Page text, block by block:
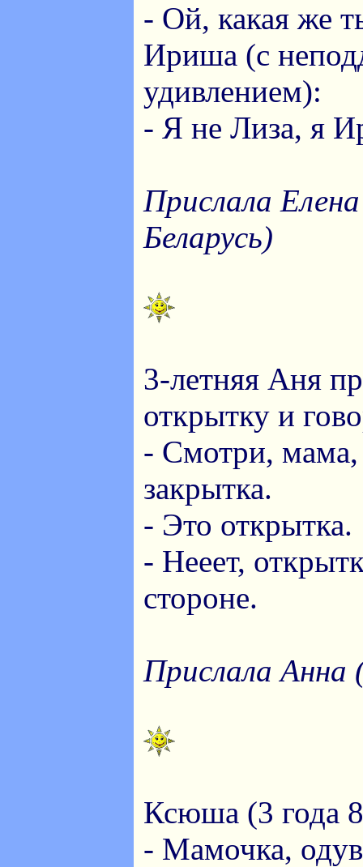
- Ой, какая же
Ириша (с
удивлением):
- Я не Лиза, я
Прислала
Беларусь)
3-летняя Аня
открытку и
- Смотри,
закрытка.
- Это открытка.
- Нееет,
стороне.
Прислала Анна
Ксюша (3 года
- Мамочка,